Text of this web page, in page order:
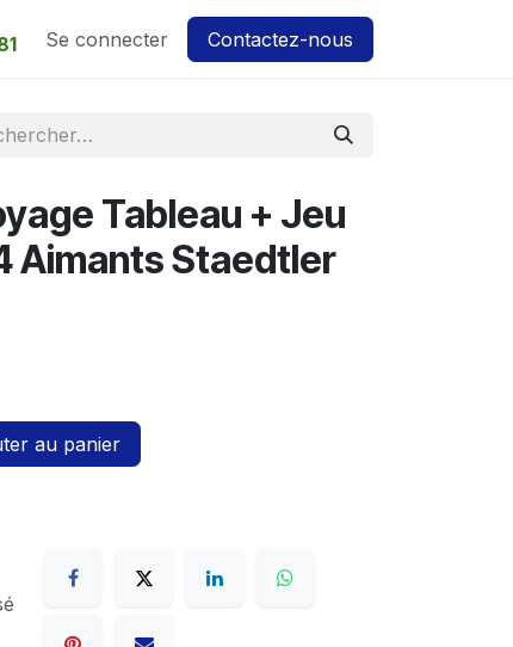
Se connecter Contactez-nous
Tableau + Jeu
Aimants Staedtler
au panier